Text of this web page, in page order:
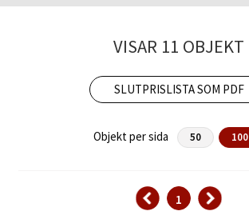
VISAR 11 OBJEKT
SLUTPRISLISTA SOM PDF
Objekt per sida 50 100
1